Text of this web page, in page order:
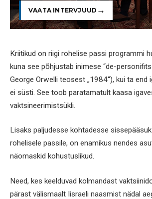
VAATA INTERVJUUD
Kriitikud on riigi rohelise passi programmi
kuna see põhjustab inimese “de-
George Orwelli teosest „1984“), kui ta end
ei süsti. See toob paratamatult kaasa
vaktsineerimistsükli.
Lisaks paljudesse kohtadesse
rohelisele passile, on enamikus nendes
näomaskid kohustuslikud.
Need, kes keelduvad kolmandast
pärast välismaalt Iisraeli naasmist nädal